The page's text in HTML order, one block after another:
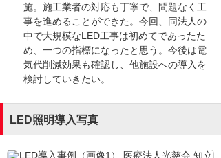
施。施工業者の対応も丁寧で、問題なく工
事を進めることができた。今回、同法人の
中で大規模なLED工事は初めてであったた
め、一つの指標になったと思う。今後は電
気代削減効果も確認し、他施設への導入を
検討していきたい。
LED照明導入写真